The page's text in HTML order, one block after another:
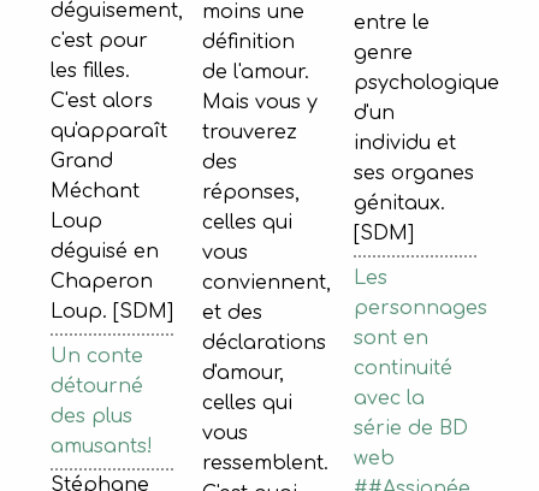
déguisement,
c'est pour
les filles.
C'est alors
qu'apparaît
Grand
Méchant
Loup
déguisé en
Chaperon
Loup. [SDM]
Un conte
détourné
des plus
amusants!
Stéphane
moins une
définition
de l'amour.
Mais vous y
trouverez
des
réponses,
celles qui
vous
conviennent,
et des
déclarations
d'amour,
celles qui
vous
ressemblent.
entre le
genre
psychologique
d'un
individu et
ses organes
génitaux.
[SDM]
Les
personnages
sont en
continuité
avec la
série de BD
web